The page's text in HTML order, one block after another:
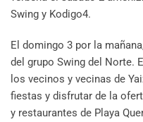
Swing y Kodigo4.
El domingo 3 por la
del grupo Swing del Norte.
los vecinos y vecinas de
fiestas y disfrutar de la
y restaurantes de Playa